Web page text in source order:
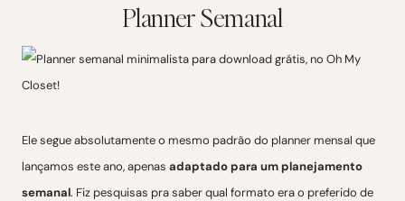
Planner Semanal
Ele segue absolutamente o mesmo padrão do planner mensal que
lançamos este ano, apenas adaptado para um planejamento
semanal. Fiz pesquisas pra saber qual formato era o preferido de